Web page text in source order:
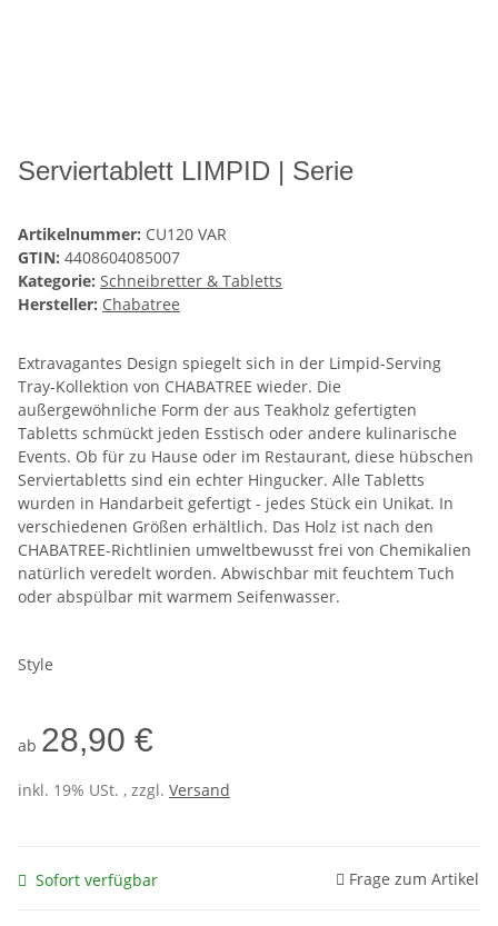
Serviertablett LIMPID | Serie
Artikelnummer: CU120 VAR
GTIN: 4408604085007
Kategorie: Schneibretter & Tabletts
Hersteller: Chabatree
Extravagantes Design spiegelt sich in der Limpid-Serving
Tray-Kollektion von CHABATREE wieder. Die
außergewöhnliche Form der aus Teakholz gefertigten
Tabletts schmückt jeden Esstisch oder andere kulinarische
Events. Ob für zu Hause oder im Restaurant, diese hübschen
Serviertabletts sind ein echter Hingucker. Alle Tabletts
wurden in Handarbeit gefertigt - jedes Stück ein Unikat. In
verschiedenen Größen erhältlich. Das Holz ist nach den
CHABATREE-Richtlinien umweltbewusst frei von Chemikalien
natürlich veredelt worden. Abwischbar mit feuchtem Tuch
oder abspülbar mit warmem Seifenwasser.
Style
ab 28,90 €
inkl. 19% USt. , zzgl. Versand
Sofort verfügbar Frage zum Artikel